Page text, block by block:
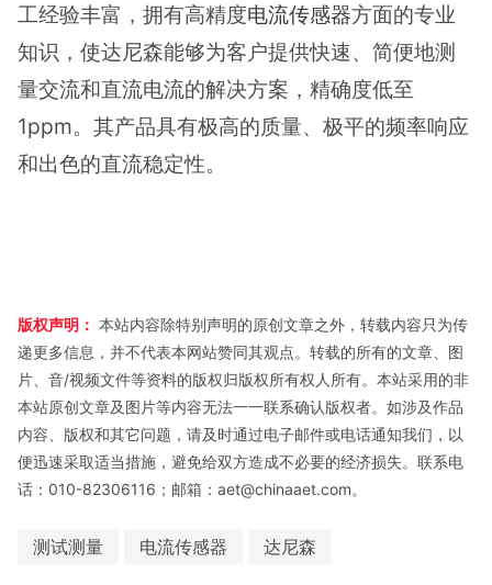
工经验丰富，拥有高精度电流传感器方面的专业
知识，使达尼森能够为客户提供快速、简便地测
量交流和直流电流的解决方案，精确度低至
1ppm。其产品具有极高的质量、极平的频率响应
和出色的直流稳定性。
版权声明： 本站内容除特别声明的原创文章之外，转载内容只为传
递更多信息，并不代表本网站赞同其观点。转载的所有的文章、图
片、音/视频文件等资料的版权归版权所有权人所有。本站采用的非
本站原创文章及图片等内容无法一一联系确认版权者。如涉及作品
内容、版权和其它问题，请及时通过电子邮件或电话通知我们，以
便迅速采取适当措施，避免给双方造成不必要的经济损失。联系电
话：010-82306116；邮箱：aet@chinaaet.com。
测试测量 电流传感器 达尼森